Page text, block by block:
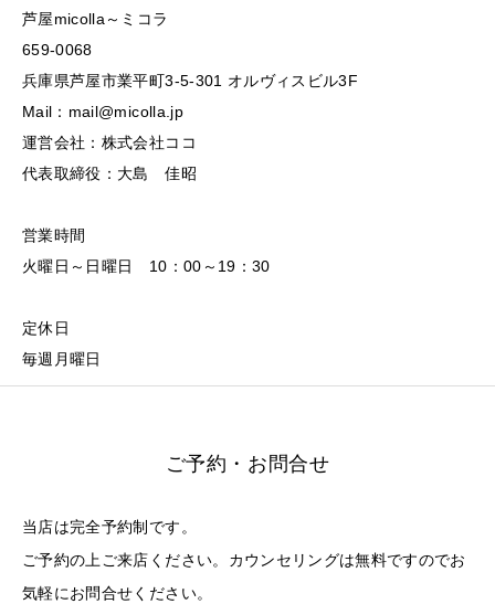
芦屋micolla～ミコラ
659-0068
兵庫県芦屋市業平町3-5-301 オルヴィスビル3F
Mail：mail@micolla.jp
運営会社：株式会社ココ
代表取締役：大島 佳昭
営業時間
火曜日～日曜日 10：00～19：30
定休日
毎週月曜日
ご予約・お問合せ
当店は完全予約制です。
ご予約の上ご来店ください。カウンセリングは無料ですのでお
気軽にお問合せください。